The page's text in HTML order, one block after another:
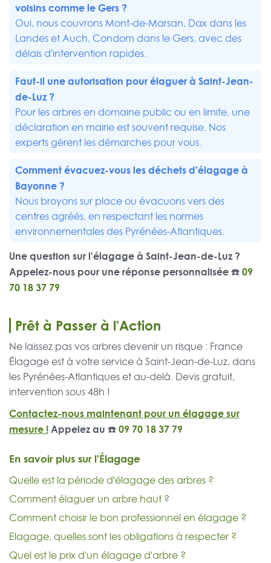
voisins comme le Gers ?
Oui, nous couvrons Mont-de-Marsan, Dax dans les
Landes et Auch, Condom dans le Gers, avec des
délais d'intervention rapides.
Faut-il une autorisation pour élaguer à Saint-Jean-
de-Luz ?
Pour les arbres en domaine public ou en limite, une
déclaration en mairie est souvent requise. Nos
experts gèrent les démarches pour vous.
Comment évacuez-vous les déchets d'élagage à
Bayonne?
Nous broyons sur place ou évacuons vers des
centres agréés, en respectant les normes
environnementales des Pyrénées-Atlantiques.
Une question sur l'élagage à Saint-Jean-de-Luz ?
Appelez-nous pour une réponse personnalisée ☎️09
70 18 37 79
Prêt à Passer à l'Action
Ne laissez pas vos arbres devenir un risque : France
Élagage est à votre service à Saint-Jean-de-Luz, dans
les Pyrénées-Atlantiques et au-delà. Devis gratuit,
intervention sous 48h !
Contactez-nous maintenant pour un élagage sur
mesure !Appelez au ☎️09 70 18 37 79
En savoir plus sur l'Élagage
Quelle est la période d'élagage des arbres ?
Comment élaguer un arbre haut ?
Comment choisir le bon professionnel en élagage ?
Elagage, quelles sont les obligations à respecter ?
Quel est le prix d'un élagage d'arbre ?